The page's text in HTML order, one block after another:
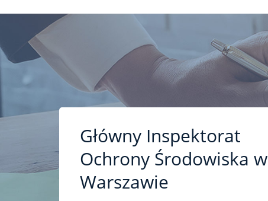
Główny Inspektorat
Ochrony Środowiska w
Warszawie